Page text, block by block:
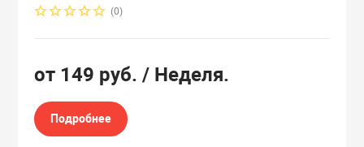
(0)
от 149 руб./ Неделя.
Подробнее